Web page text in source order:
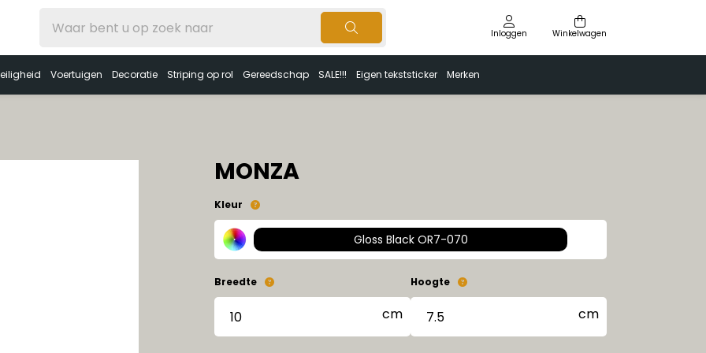
Inloggen Winkelwagen
Voertuigen Decoratie Striping op rol Gereedschap SALE!!! Eigen tekststicker Merken
MONZA
Kleur
Gloss Black OR7-070
Breedte Hoogte